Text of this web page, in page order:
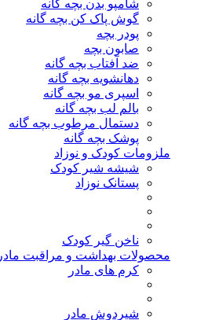
شامپو بدن بچه گانه
گوش پاک کن بچه گانه
پودر بچه
صابون بچه
ضد آفتاب بچه گانه
دهانشویه بچه گانه
اسپری مو بچه گانه
بالم لب بچه گانه
دستمال مرطوب بچه گانه
پوشک بچه گانه
ملزومات کودک و نوزاد
شیشه شیر کودک
پستانک نوزاد
ناخن گیر کودک
محصولات بهداشت و مراقبت مادر
کرم های مادر
شیردوش مادر